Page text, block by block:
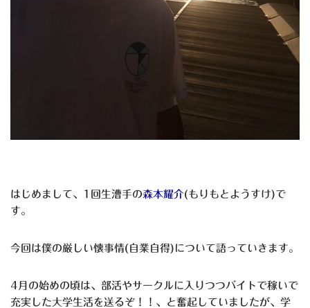
はじめまして、1回生漕手の森本耀介(もりもとようすけ)で
す。
今回は僕の厳しい懐事情(自業自得)について語っていきます。
4月の始めの頃は、部活やサークルに入りつつバイトで稼いで
充実した大学生活を送るぞ！！、と奮起していましたが、学